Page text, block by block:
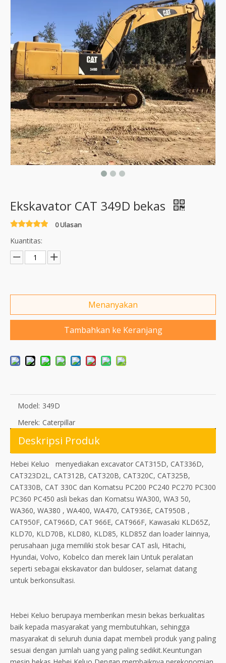
Ekskavator CAT 349D bekas
0 Ulasan
Kuantitas:
Menanyakan
Tambahkan ke Keranjang
Model: 349D
Merek: Caterpillar
Deskripsi Produk
Hebei Keluo menyediakan excavator CAT315D, CAT336D,
CAT323D2L, CAT312B, CAT320B, CAT320C, CAT325B,
CAT330B, CAT 330C dan Komatsu PC200 PC240 PC270 PC300
PC360 PC450 asli bekas dan Komatsu WA300, WA3 50,
WA360, WA380 , WA400, WA470, CAT936E, CAT950B ,
CAT950F, CAT966D, CAT 966E, CAT966F, Kawasaki KLD65Z,
KLD70, KLD70B, KLD80, KLD85, KLD85Z dan loader lainnya,
perusahaan juga memiliki stok besar CAT asli, Hitachi,
Hyundai, Volvo, Kobelco dan merek lain Untuk peralatan
seperti sebagai ekskavator dan buldoser, selamat datang
untuk berkonsultasi.
Hebei Keluo berupaya memberikan mesin bekas berkualitas
baik kepada masyarakat yang membutuhkan, sehingga
masyarakat di seluruh dunia dapat membeli produk yang paling
sesuai dengan jumlah uang yang paling sedikit.Keuntungan